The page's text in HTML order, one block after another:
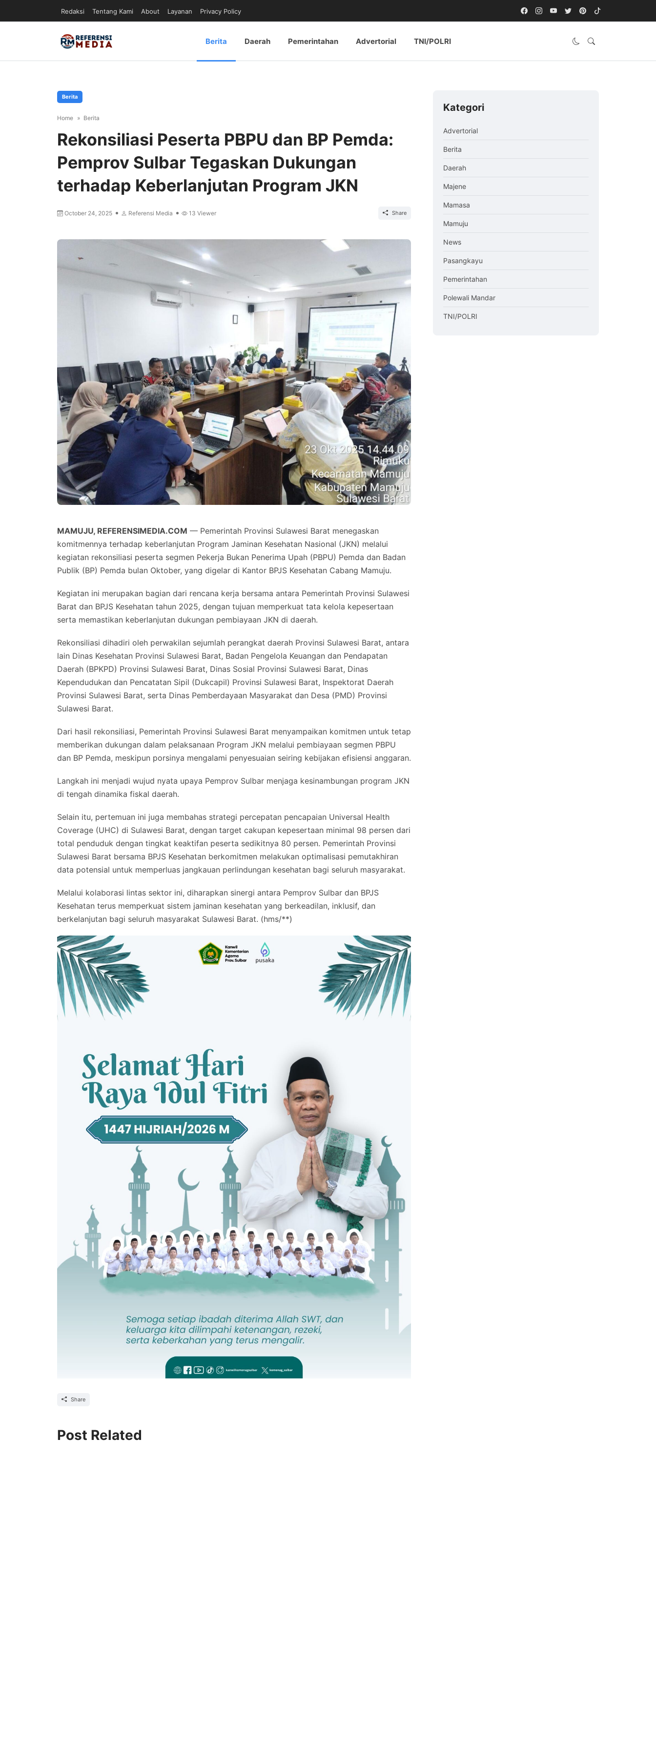
Redaksi Tentang Kami About Layanan Privacy Policy
Berita Daerah Pemerintahan Advertorial TNI/POLRI
Berita
Home Berita
Rekonsiliasi Peserta PBPU dan BP Pemda:
Pemprov Sulbar Tegaskan Dukungan
terhadap Keberlanjutan Program JKN
October 24, 2025 Referensi Media 13 Viewer Share
MAMUJU, REFERENSIMEDIA.COM — Pemerintah Provinsi Sulawesi Barat menegaskan
komitmennya terhadap keberlanjutan Program Jaminan Kesehatan Nasional (JKN) melalui
kegiatan rekonsiliasi peserta segmen Pekerja Bukan Penerima Upah (PBPU) Pemda dan Badan
Publik (BP) Pemda bulan Oktober, yang digelar di Kantor BPJS Kesehatan Cabang Mamuju.
Kegiatan ini merupakan bagian dari rencana kerja bersama antara Pemerintah Provinsi Sulawesi
Barat dan BPJS Kesehatan tahun 2025, dengan tujuan memperkuat tata kelola kepesertaan
serta memastikan keberlanjutan dukungan pembiayaan JKN di daerah.
Rekonsiliasi dihadiri oleh perwakilan sejumlah perangkat daerah Provinsi Sulawesi Barat, antara
lain Dinas Kesehatan Provinsi Sulawesi Barat, Badan Pengelola Keuangan dan Pendapatan
Daerah (BPKPD) Provinsi Sulawesi Barat, Dinas Sosial Provinsi Sulawesi Barat, Dinas
Kependudukan dan Pencatatan Sipil (Dukcapil) Provinsi Sulawesi Barat, Inspektorat Daerah
Provinsi Sulawesi Barat, serta Dinas Pemberdayaan Masyarakat dan Desa (PMD) Provinsi
Sulawesi Barat.
Dari hasil rekonsiliasi, Pemerintah Provinsi Sulawesi Barat menyampaikan komitmen untuk tetap
memberikan dukungan dalam pelaksanaan Program JKN melalui pembiayaan segmen PBPU
dan BP Pemda, meskipun porsinya mengalami penyesuaian seiring kebijakan efisiensi anggaran.
Langkah ini menjadi wujud nyata upaya Pemprov Sulbar menjaga kesinambungan program JKN
di tengah dinamika fiskal daerah.
Selain itu, pertemuan ini juga membahas strategi percepatan pencapaian Universal Health
Coverage (UHC) di Sulawesi Barat, dengan target cakupan kepesertaan minimal 98 persen dari
total penduduk dengan tingkat keaktifan peserta sedikitnya 80 persen. Pemerintah Provinsi
Sulawesi Barat bersama BPJS Kesehatan berkomitmen melakukan optimalisasi pemutakhiran
data potensial untuk memperluas jangkauan perlindungan kesehatan bagi seluruh masyarakat.
Melalui kolaborasi lintas sektor ini, diharapkan sinergi antara Pemprov Sulbar dan BPJS
Kesehatan terus memperkuat sistem jaminan kesehatan yang berkeadilan, inklusif, dan
berkelanjutan bagi seluruh masyarakat Sulawesi Barat. (hms/**)
Share
Post Related
Kategori
Advertorial
Berita
Daerah
Majene
Mamasa
Mamuju
News
Pasangkayu
Pemerintahan
Polewali Mandar
TNI/POLRI